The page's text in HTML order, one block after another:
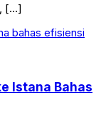
[…]
Istana Bahas